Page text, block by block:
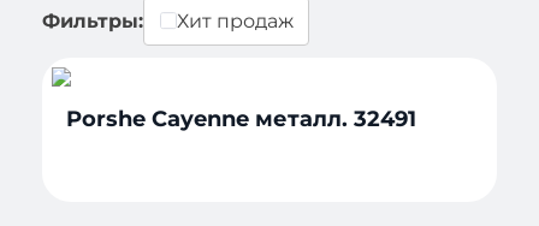
Фильтры: Хит продаж
Porshe Cayenne металл. 32491